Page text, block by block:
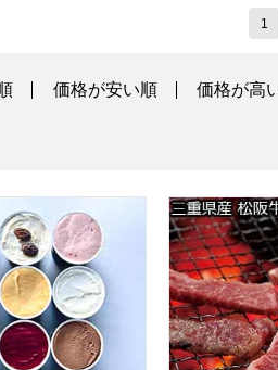
1
価格が安い順 価格が高
）
ジェラート【おいしいお取り寄
マシタ カフェラペスカ 6品種の
三重県産 松